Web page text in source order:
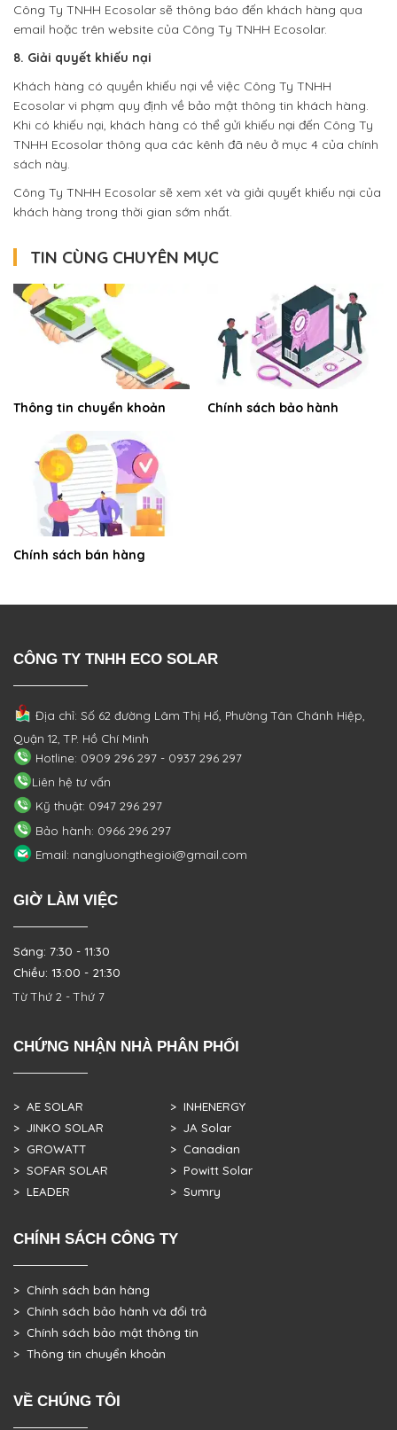
Công Ty TNHH Ecosolar sẽ thông báo đến khách hàng qua
email hoặc trên website của Công Ty TNHH Ecosolar.
8. Giải quyết khiếu nại
Khách hàng có quyền khiếu nại về việc Công Ty TNHH
Ecosolar vi phạm quy định về bảo mật thông tin khách hàng.
Khi có khiếu nại, khách hàng có thể gửi khiếu nại đến Công Ty
TNHH Ecosolar thông qua các kênh đã nêu ở mục 4 của chính
sách này.
Công Ty TNHH Ecosolar sẽ xem xét và giải quyết khiếu nại của
khách hàng trong thời gian sớm nhất.
TIN CÙNG CHUYÊN MỤC
Thông tin chuyển khoản Chính sách bảo hành
Chính sách bán hàng
CÔNG TY TNHH ECO SOLAR
Địa chỉ: Số 62 đường Lâm Thị Hố, PhườngTân Chánh Hiệp,
Quận 12, TP. Hồ Chí Minh
Hotline: 0909 296 297 - 0937 296 297
Liên hệ tư vấn
Kỹ thuật: 0947 296 297
Bảo hành: 0966 296 297
Email: nangluongthegioi@gmail.com
GIỜ LÀM VIỆC
Sáng: 7:30 - 11:30
Chiều: 13:00 - 21:30
Từ Thứ 2 - Thứ 7
CHỨNG NHẬN NHÀ PHÂN PHỐI
> AE SOLAR
> JINKO SOLAR
> GROWATT
> SOFAR SOLAR
> LEADER
> INHENERGY
> JA Solar
> Canadian
> Powitt Solar
> Sumry
CHÍNH SÁCH CÔNG TY
> Chính sách bán hàng
> Chính sách bảo hành và đổi trả
> Chính sách bảo mật thông tin
> Thông tin chuyển khoản
VỀ CHÚNG TÔI